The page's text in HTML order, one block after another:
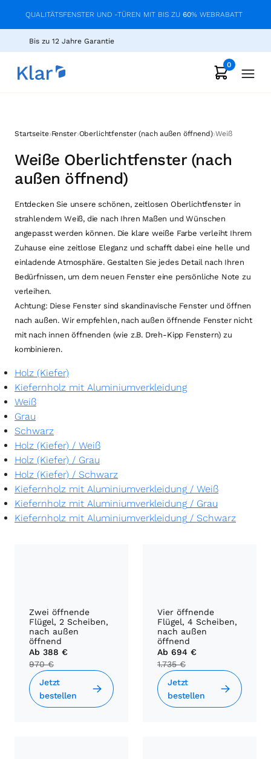
QUALITÄTSFENSTER UND -TÜREN MIT BIS ZU 60% WEBRABATT
Bis zu 12 Jahre Garantie
0
Startseite›Fenster›Oberlichtfenster (nach außen öffnend)›Weiß
Weiße Oberlichtfenster (nach
außen öffnend)
Entdecken Sie unsere schönen, zeitlosen Oberlichtfenster in
strahlendem Weiß, die nach Ihren Maßen und Wünschen
angepasst werden können. Die klare weiße Farbe verleiht Ihrem
Zuhause eine zeitlose Eleganz und schafft dabei eine helle und
einladende Atmosphäre. Gestalten Sie jedes Detail nach Ihren
Bedürfnissen, um dem neuen Fenster eine persönliche Note zu
verleihen.
Achtung: Diese Fenster sind skandinavische Fenster und öffnen
nach außen. Wir empfehlen, nach außen öffnende Fenster nicht
mit nach innen öffnenden (wie z.B. Dreh-Kipp Fenstern) zu
kombinieren.
Holz (Kiefer)
Kiefernholz mit Aluminiumverkleidung
Weiß
Grau
Schwarz
Holz (Kiefer) / Weiß
Holz (Kiefer) / Grau
Holz (Kiefer) / Schwarz
Kiefernholz mit Aluminiumverkleidung / Weiß
Kiefernholz mit Aluminiumverkleidung / Grau
Kiefernholz mit Aluminiumverkleidung / Schwarz
Zwei öffnende
Flügel, 2 Scheiben,
nach außen
öffnend
Ab 388 €
970 €
Jetzt
bestellen
Vier öffnende
Flügel, 4 Scheiben,
nach außen
öffnend
Ab 694 €
1.735 €
Jetzt
bestellen